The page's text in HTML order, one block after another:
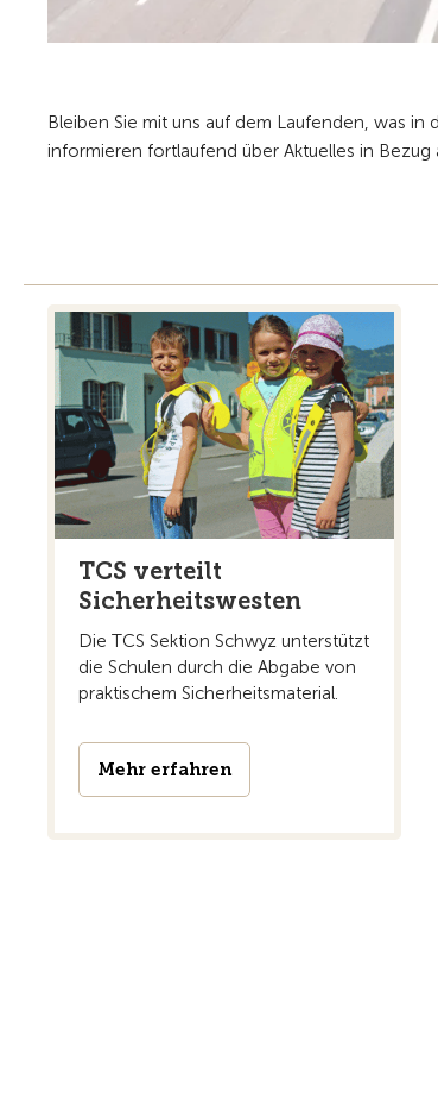
Bleiben Sie mit uns auf dem Laufenden, was
informieren fortlaufend über Aktuelles in
TCS verteilt
Sicherheitswesten
Die TCS Sektion Schwyz unterstützt
die Schulen durch die Abgabe von
praktischem Sicherheitsmaterial.
Mehr erfahren